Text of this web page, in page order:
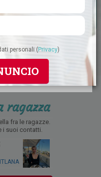
ragazza
fra le ragazze.
i suoi contatti.
personali ( Privacy)